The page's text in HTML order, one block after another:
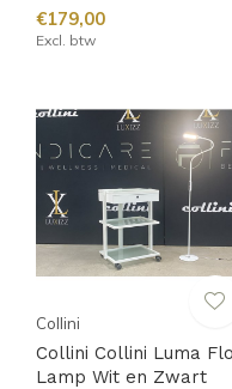
€179,00
Excl. btw
Collini
Collini Collini Luma
Lamp Wit en Zwart